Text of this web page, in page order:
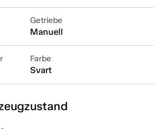
Getriebe
Manuell
Farbe
Svart